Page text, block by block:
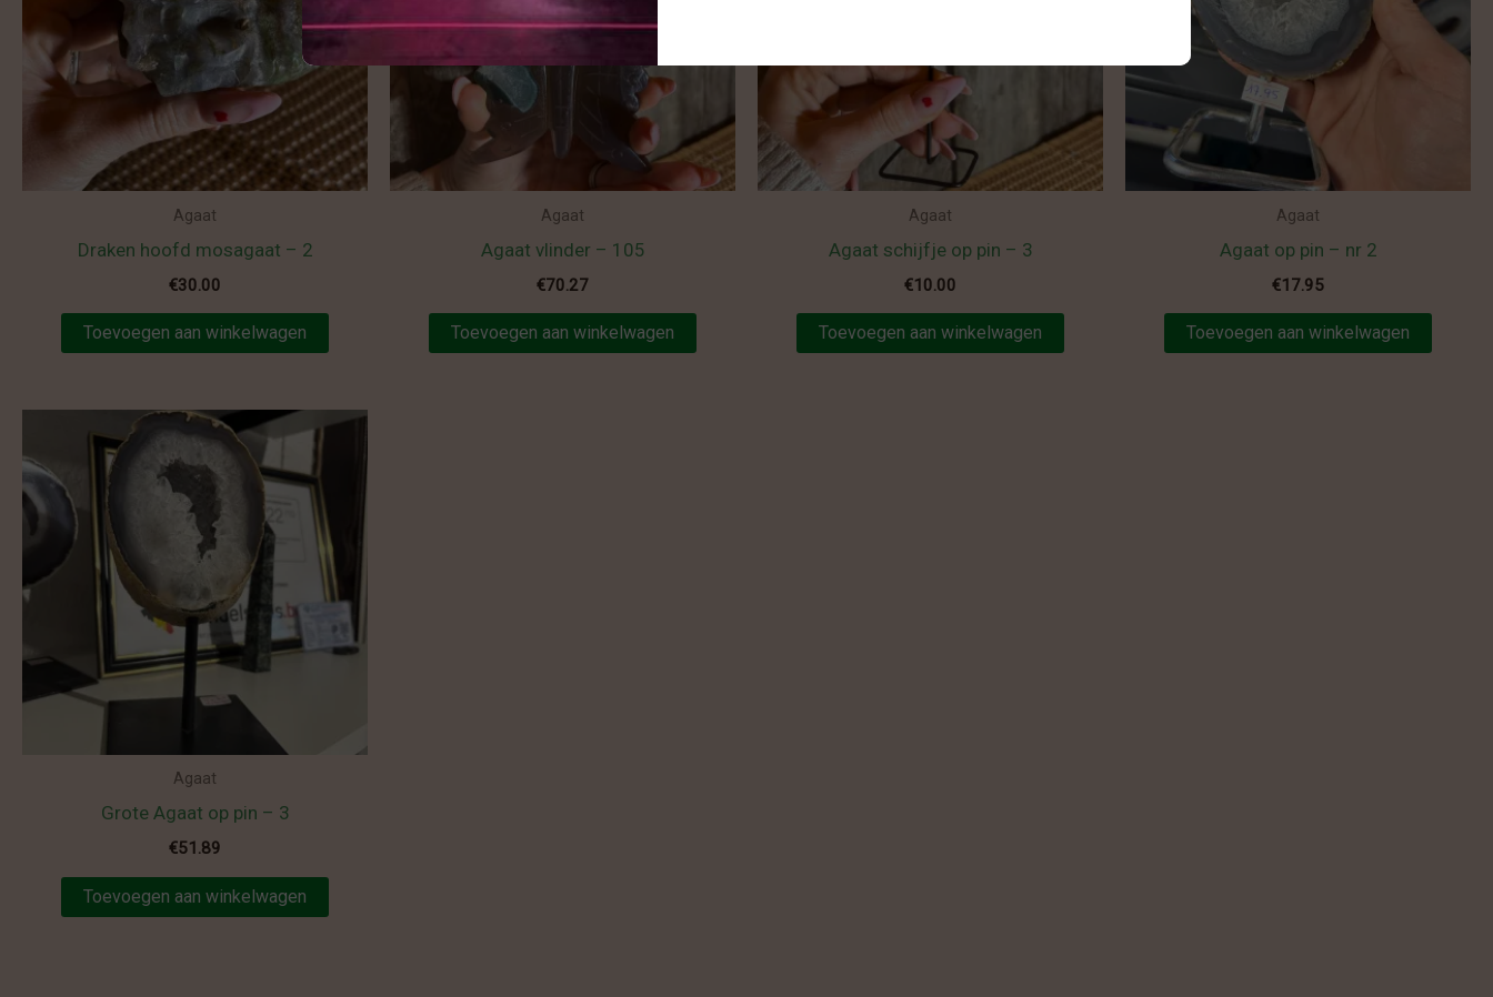
Agaat
Draken hoofd mosagaat – 2
€30.00
Toevoegen aan winkelwagen
Agaat
Agaat vlinder – 105
€70.27
Toevoegen aan winkelwagen
Agaat
Agaat schijfje op pin – 3
€10.00
Toevoegen aan winkelwagen
Agaat
Agaat op pin – nr 2
€17.95
Toevoegen aan winkelwagen
Agaat
Grote Agaat op pin – 3
€51.89
Toevoegen aan winkelwagen